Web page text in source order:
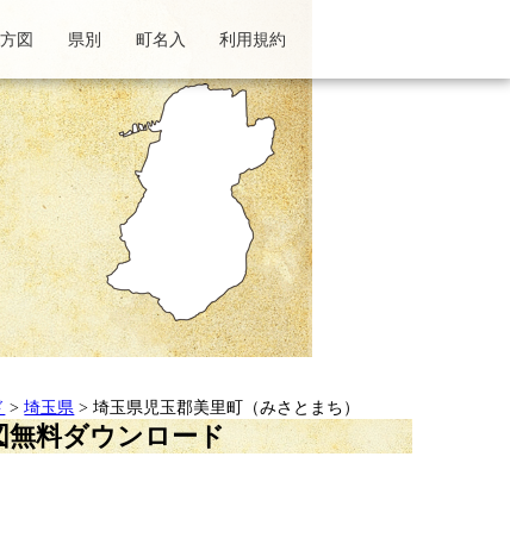
図 県別 町名入 利用規約
>埼玉県 > 埼玉県児玉郡美里町（みさとまち）
無料ダウンロード